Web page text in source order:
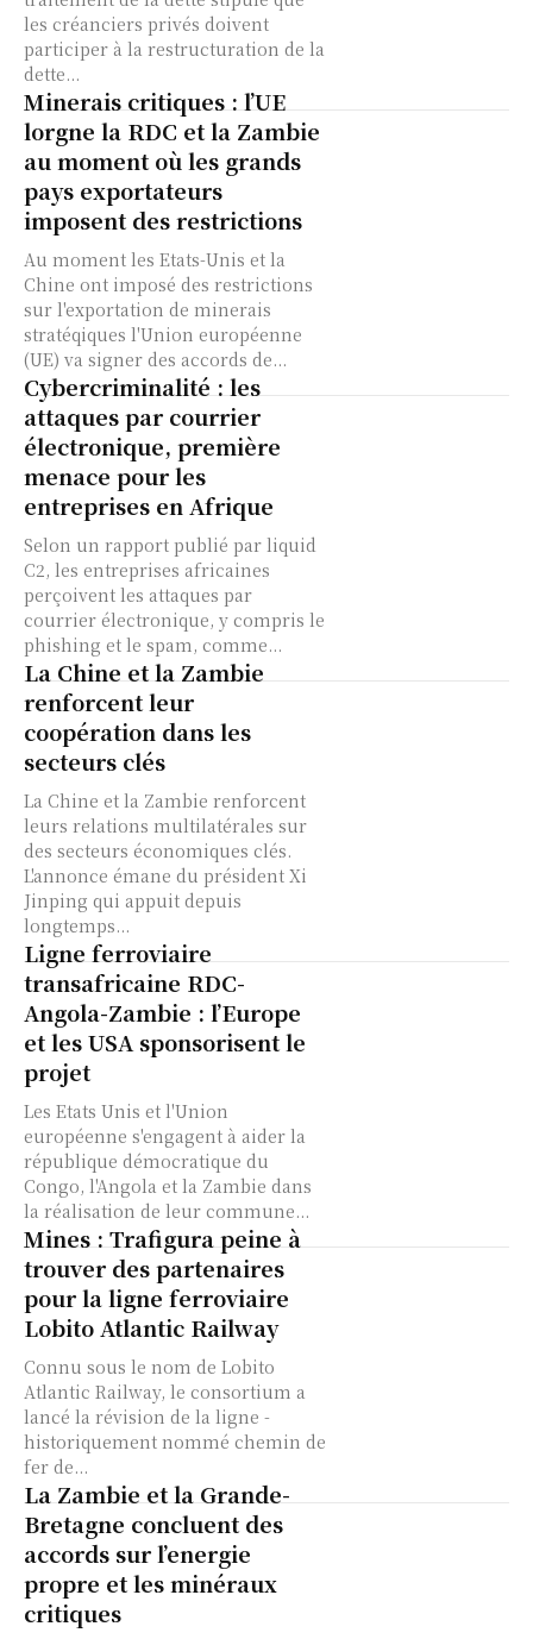
les créanciers privés doivent
participer à la restructuration de la
dette...
Minerais critiques : l’UE
lorgne la RDC et la Zambie
au moment où les grands
pays exportateurs
imposent des restrictions
Au moment les Etats-Unis et la
Chine ont imposé des restrictions
sur l'exportation de minerais
stratéqiques l'Union européenne
(UE) va signer des accords de...
Cybercriminalité : les
attaques par courrier
électronique, première
menace pour les
entreprises en Afrique
Selon un rapport publié par liquid
C2, les entreprises africaines
perçoivent les attaques par
courrier électronique, y compris le
phishing et le spam, comme...
La Chine et la Zambie
renforcent leur
coopération dans les
secteurs clés
La Chine et la Zambie renforcent
leurs relations multilatérales sur
des secteurs économiques clés.
L'annonce émane du président Xi
Jinping qui appuit depuis
longtemps...
Ligne ferroviaire
transafricaine RDC-
Angola-Zambie : l’Europe
et les USA sponsorisent le
projet
Les Etats Unis et l'Union
européenne s'engagent à aider la
république démocratique du
Congo, l'Angola et la Zambie dans
la réalisation de leur commune...
Mines : Trafigura peine à
trouver des partenaires
pour la ligne ferroviaire
Lobito Atlantic Railway
Connu sous le nom de Lobito
Atlantic Railway, le consortium a
lancé la révision de la ligne -
historiquement nommé chemin de
fer de...
La Zambie et la Grande-
Bretagne concluent des
accords sur l’energie
propre et les minéraux
critiques